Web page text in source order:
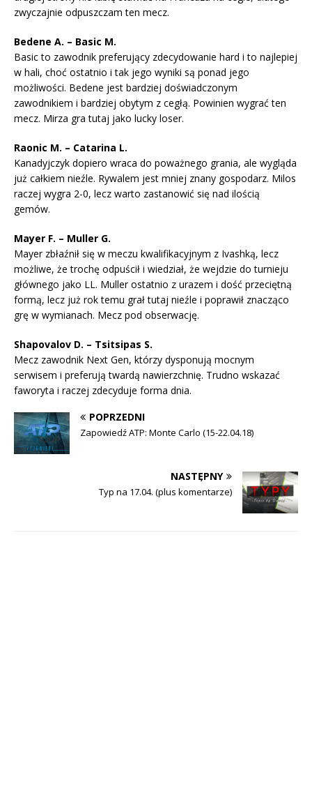
zwyczajnie odpuszczam ten mecz.
Bedene A. – Basic M.
Basic to zawodnik preferujący zdecydowanie hard i to najlepiej
w hali, choć ostatnio i tak jego wyniki są ponad jego
możliwości. Bedene jest bardziej doświadczonym
zawodnikiem i bardziej obytym z cegłą. Powinien wygrać ten
mecz. Mirza gra tutaj jako lucky loser.
Raonic M. – Catarina L.
Kanadyjczyk dopiero wraca do poważnego grania, ale wygląda
już całkiem nieźle. Rywalem jest mniej znany gospodarz. Milos
raczej wygra 2-0, lecz warto zastanowić się nad ilością
gemów.
Mayer F. – Muller G.
Mayer zbłaźnił się w meczu kwalifikacyjnym z Ivashką, lecz
możliwe, że trochę odpuścił i wiedział, że wejdzie do turnieju
głównego jako LL. Muller ostatnio z urazem i dość przeciętną
formą, lecz już rok temu grał tutaj nieźle i poprawił znacząco
grę w wymianach. Mecz pod obserwację.
Shapovalov D. – Tsitsipas S.
Mecz zawodnik Next Gen, którzy dysponują mocnym
serwisem i preferują twardą nawierzchnię. Trudno wskazać
faworyta i raczej zdecyduje forma dnia.
POPRZEDNI
Zapowiedź ATP: Monte Carlo (15-22.04.18)
NASTĘPNY
Typ na 17.04. (plus komentarze)